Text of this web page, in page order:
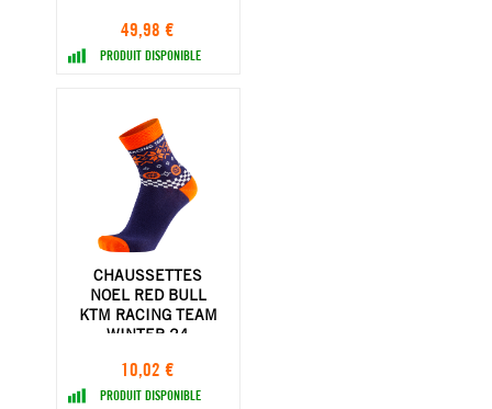
49,98 €
PRODUIT DISPONIBLE
CHAUSSETTES
NOEL RED BULL
KTM RACING TEAM
WINTER 24
10,02 €
PRODUIT DISPONIBLE